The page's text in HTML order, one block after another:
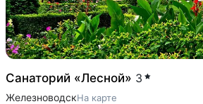
Санаторий «Лесной» 3
ЖелезноводскНа карте